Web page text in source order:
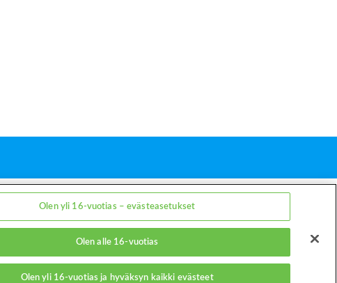
Jälleenmyyjät Yhteystiedot
Olen yli 16-vuotias – evästeasetukset
Olen alle 16-vuotias
Olen yli 16-vuotias ja hyväksyn kaikki evästeet